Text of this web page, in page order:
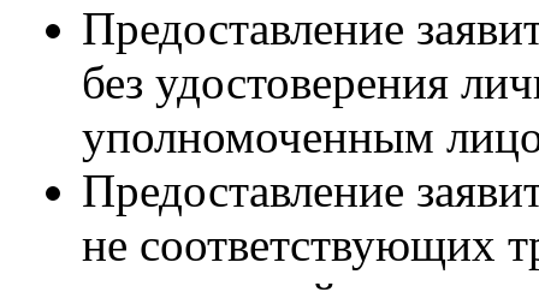
Предоставление
без удостоверения
уполномоченным
Предоставление
не соответствующих